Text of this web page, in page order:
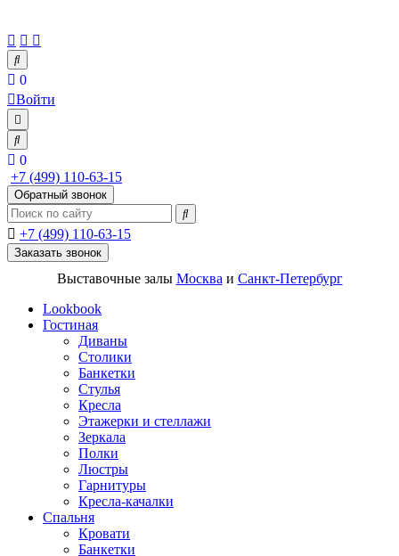
0
Войти
0
+7 (499) 110-63-15
Обратный звонок
+7 (499) 110-63-15
Заказать звонок
Выставочные залы Москва и Санкт-Петербург
Lookbook
Гостиная
Диваны
Столики
Банкетки
Стулья
Кресла
Этажерки и стеллажи
Зеркала
Полки
Люстры
Гарнитуры
Кресла-качалки
Спальня
Кровати
Банкетки